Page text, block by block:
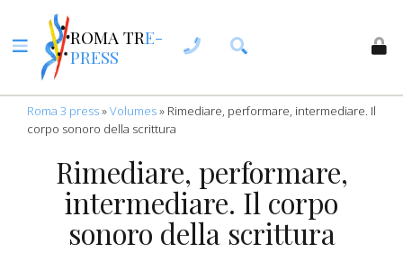
ROMA TRE-
PRESS
Roma 3 press»Volumes» Rimediare, performare, intermediare. Il
corpo sonoro della scrittura
Rimediare, performare,
intermediare. Il corpo
sonoro della scrittura